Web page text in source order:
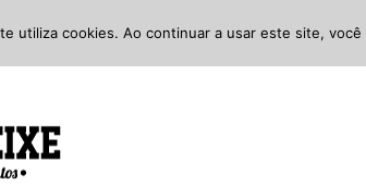
utiliza cookies. Ao continuar a usar este site,